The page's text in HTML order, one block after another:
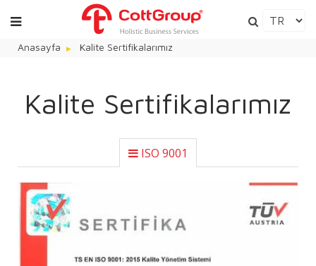
Anasayfa Kalite Sertifikalarımız
Kalite Sertifikalarımız
ISO 9001